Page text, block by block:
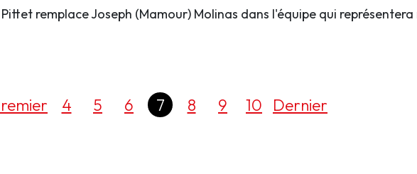
remplace Joseph (Mamour) Molinas dans l'équipe qui représentera
4 5 6 7 8 9 10 Dernier